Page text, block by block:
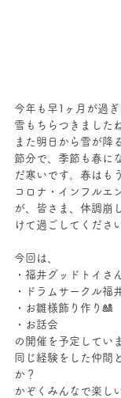
今年も早1ヶ月が過ぎ
雪もちらつきました
また明日から雪が降
節分で、季節も春に
だ寒いです。春はも
コロナ・インフルエ
が、皆さま、体調崩
けて過ごしてくださ
今回は、
・福井グッドトイさ
・ドラムサークル福
・お雛様飾り作り🎎
・お話会
の開催を予定してい
同じ経験をした仲間
か？
かぞくみんなで楽し